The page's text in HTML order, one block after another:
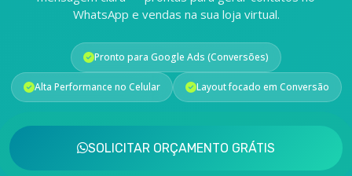
WhatsApp e vendas na sua loja virtual.
Pronto para Google Ads (Conversões)
Alta Performance no Celular Layout focado em Conversão
SOLICITAR ORÇAMENTO GRÁTIS